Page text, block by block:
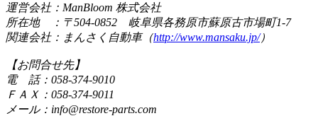
運営会社：ManBloom 株式会社
所在地 ：〒504-0852 岐阜県各務原市蘇原古市場町1-7
関連会社：まんさく自動車（http://www.mansaku.jp/）
【お問合せ先】
電 話：058-374-9010
ＦＡＸ：058-374-9011
メール：info@restore-parts.com